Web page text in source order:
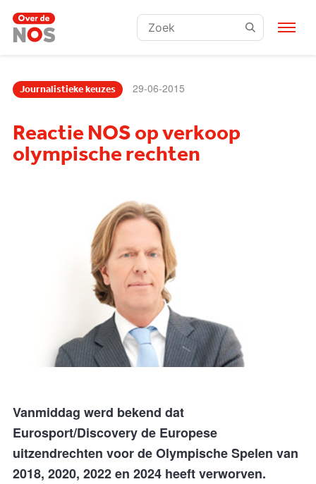
Zoeken:
Journalistieke keuzes 29-06-2015
Reactie NOS op verkoop
olympische rechten
Vanmiddag werd bekend dat
Eurosport/Discovery de Europese
uitzendrechten voor de Olympische Spelen van
2018, 2020, 2022 en 2024 heeft verworven.